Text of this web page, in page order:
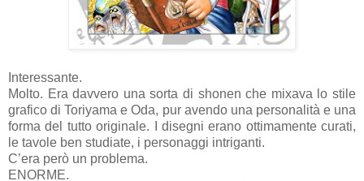
Interessante.
Molto. Era davvero una sorta di shonen che mixava lo stile
grafico di Toriyama e Oda, pur avendo una personalità e una
forma del tutto originale. I disegni erano ottimamente curati,
le tavole ben studiate, i personaggi intriganti.
C’era però un problema.
ENORME.